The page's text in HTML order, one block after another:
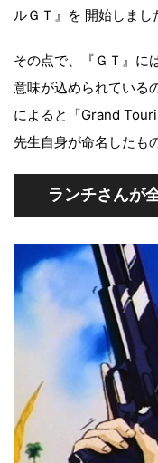
ルＧＴ』を 開始しまし
その点で、『ＧＴ』に
意味が込められている
によると「Grand
先生自身が命名したも
ランチさんが